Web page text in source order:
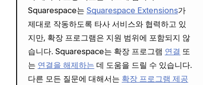
Squarespace는 Squarespace Extensions가
제대로 작동하도록 타사 서비스와 협력하고 있
지만, 확장 프로그램은 지원 범위에 포함되지 않
습니다. Squarespace는 확장 프로그램 연결 또
는 연결을 해제하는 데 도움을 드릴 수 있습니다.
다른 모든 질문에 대해서는 확장 프로그램 제공